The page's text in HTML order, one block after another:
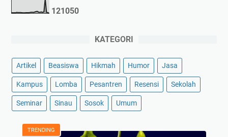
121050
KATEGORI
Artikel Beasiswa Hikmah Humor Jasa
Kampus Lomba Pesantren Resensi Sekolah
Seminar Sinau Sosok Umum
TRENDING